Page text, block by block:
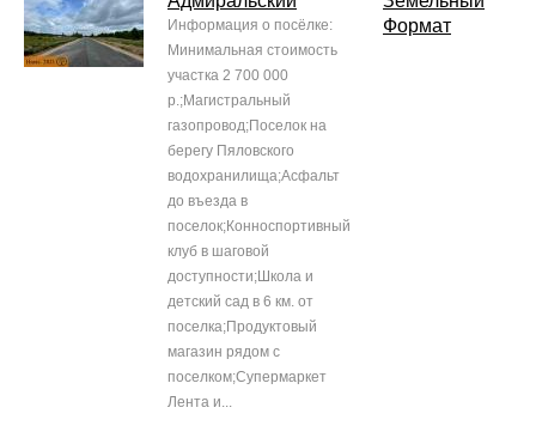
Информация о посёлке:
Минимальная стоимость
участка 2 700 000
р.;Магистральный
газопровод;Поселок на
берегу Пяловского
водохранилища;Асфальт
до въезда в
поселок;Конноспортивный
клуб в шаговой
доступности;Школа и
детский сад в 6 км. от
поселка;Продуктовый
магазин рядом с
поселком;Супермаркет
Лента и...
Формат